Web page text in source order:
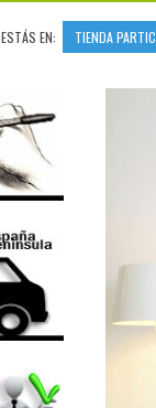
ESTÁS EN: TIENDA